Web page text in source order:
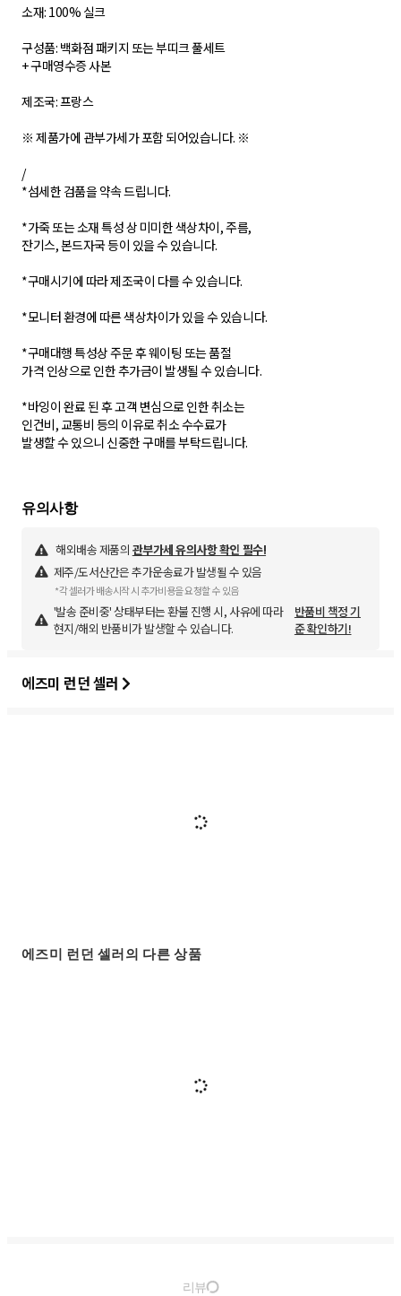
소재: 100% 실크
구성품: 백화점 패키지 또는 부띠크 풀세트
+ 구매영수증 사본
제조국: 프랑스
※ 제품가에 관부가세가 포함 되어있습니다. ※
/
*섬세한 검품을 약속 드립니다.
*가죽 또는 소재 특성 상 미미한 색상차이, 주름,
잔기스, 본드자국 등이 있을 수 있습니다.
*구매시기에 따라 제조국이 다를 수 있습니다.
*모니터 환경에 따른 색상차이가 있을 수 있습니다.
*구매대행 특성상 주문 후 웨이팅 또는 품절
가격 인상으로 인한 추가금이 발생될 수 있습니다.
*바잉이 완료 된 후 고객 변심으로 인한 취소는
인건비, 교통비 등의 이유로 취소 수수료가
발생할 수 있으니 신중한 구매를 부탁드립니다.
유의사항
해외배송 제품의 관부가세 유의사항 확인 필수!
제주/도서산간은 추가운송료가 발생될 수 있음
*각 셀러가 배송시작 시 추가비용을 요청할 수 있음
'발송 준비중' 상태부터는 환불 진행 시, 사유에 따라
현지/해외 반품비가 발생할 수 있습니다.
반품비 책정 기
준 확인하기!
에즈미 런던 셀러
에즈미 런던 셀러의 다른 상품
리뷰